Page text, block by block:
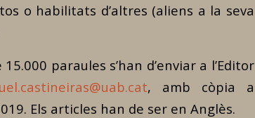
o habilitats d’altres (aliens a la seva
paraules s’han d’enviar a l’Editor
, amb còpia a
Els articles han de ser en Anglès.